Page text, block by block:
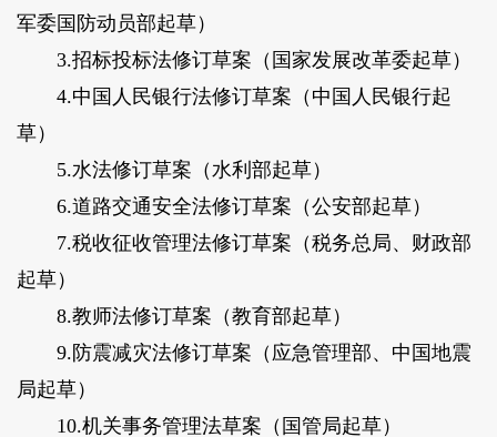
军委国防动员部起草）
3.招标投标法修订草案（ 国家发展改革委起草）
4.中国人民银行法修订草案（ 中国人民银行起
草）
5.水法修订草案（水利部起草）
6.道路交通安全法修订草案（公安部起草）
7.税收征收管理法修订草案（税务总局、财政部
起草）
8.教师法修订草案（教育部起草）
9.防震减灾法修订草案（ 应急管理部、中国地震
局起草）
10.机关事务管理法草案（ 国管局起草）